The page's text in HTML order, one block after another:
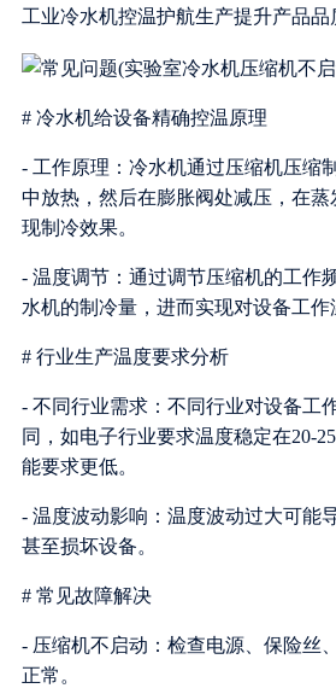
工业冷水机控温护航生产提升产品品
# 冷水机给设备精确控温原理
- 工作原理：冷水机通过压缩机压缩
中放热，然后在膨胀阀处减压，在
现制冷效果。
- 温度调节：通过调节压缩机的工作
水机的制冷量，进而实现对设备工作
# 行业生产温度要求分析
- 不同行业需求：不同行业对设备工
同，如电子行业要求温度稳定在20-
能要求更低。
- 温度波动影响：温度波动过大可能
甚至损坏设备。
# 常见故障解决
- 压缩机不启动：检查电源、保险丝
正常。